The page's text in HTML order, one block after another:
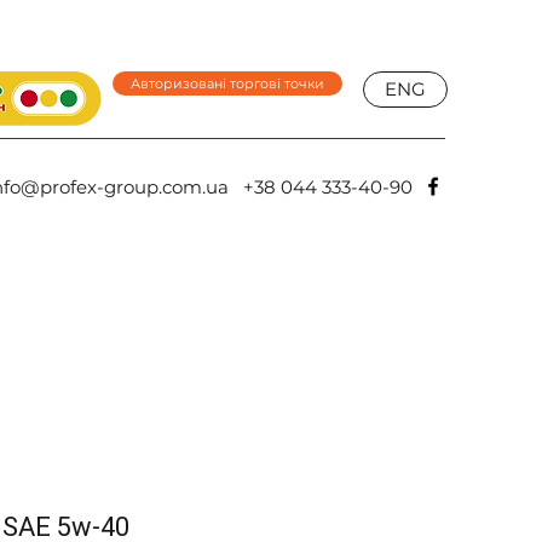
Авторизовані торгові точки ENG
group.com.ua +38 044 333-40-90
5w-40